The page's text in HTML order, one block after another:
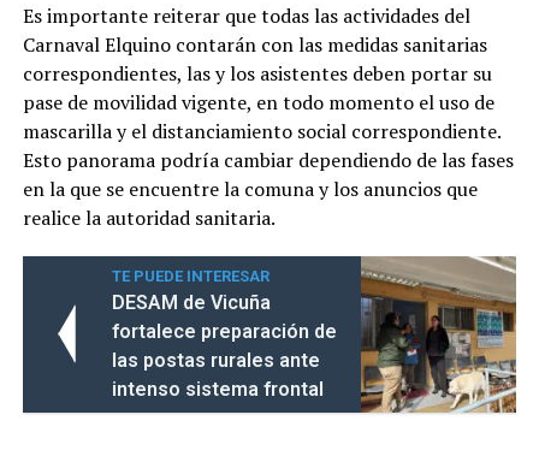
Es importante reiterar que todas las actividades del
Carnaval Elquino contarán con las medidas sanitarias
correspondientes, las y los asistentes deben portar su
pase de movilidad vigente, en todo momento el uso de
mascarilla y el distanciamiento social correspondiente.
Esto panorama podría cambiar dependiendo de las fases
en la que se encuentre la comuna y los anuncios que
realice la autoridad sanitaria.
TE PUEDE INTERESAR
DESAM de Vicuña
fortalece preparación de
las postas rurales ante
intenso sistema frontal